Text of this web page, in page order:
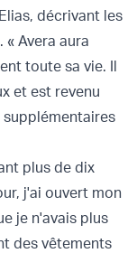
décrivant les
Avera aura
toute sa vie. Il
et est revenu
plus de dix
j'ai ouvert mon
je n'avais plus
des vêtements